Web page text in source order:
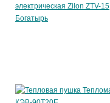
электрическая Zilon ZTV-15
Богатырь